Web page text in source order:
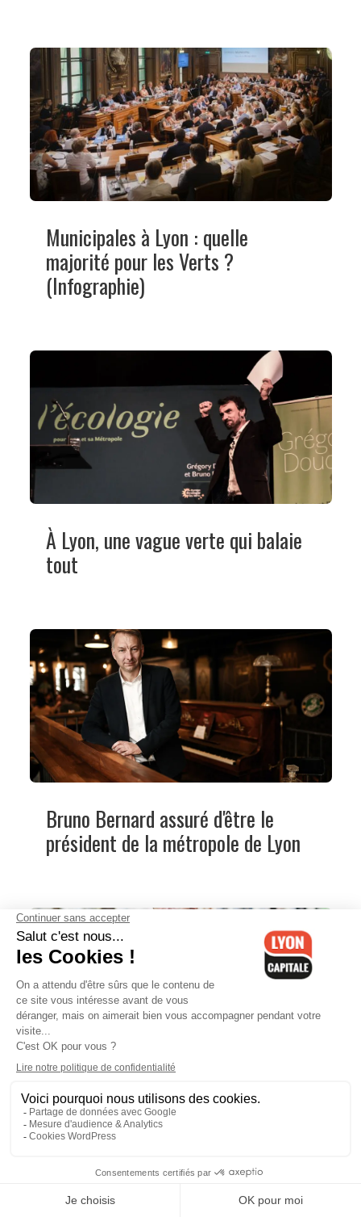
Municipales à Lyon : quelle
majorité pour les Verts ?
(Infographie)
À Lyon, une vague verte qui balaie
tout
Bruno Bernard assuré d'être le
président de la métropole de Lyon
Municipales à Lyon : Collomb
balayé dans son fief du 9e
arrondissement